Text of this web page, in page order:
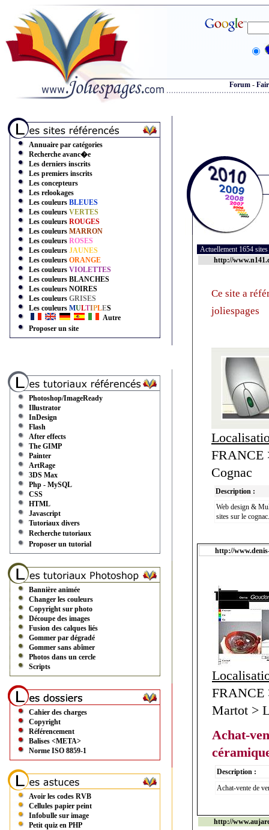
Forum -
Annuaire par catégories
Recherche avanc�e
Les derniers inscrits
Les premiers inscrits
Les concepteurs
Les relookages
Les couleurs BLEUES
Les couleurs VERTES
Les couleurs ROUGES
Les couleurs MARRON
Les couleurs ROSES
Les couleurs JAUNES
Les couleurs ORANGE
Les couleurs VIOLETTES
Les couleurs BLANCHES
Les couleurs NOIRES
Les couleurs GRISES
Les couleurs MULTIPLES
Autre
Proposer un site
Photoshop/ImageReady
Illustrator
InDesign
Flash
After effects
The GIMP
Painter
ArtRage
3DS Max
Php - MySQL
CSS
HTML
Javascript
Tutoriaux divers
Recherche tutoriaux
Proposer un tutorial
Bannière animée
Changer les couleurs
Copyright sur photo
Découpe des images
Fusion des calques liés
Gommer par dégradé
Gommer sans abîmer
Photos dans un cercle
Scripts
Cahier des charges
Copyright
Référencement
Balises <META>
Norme ISO 8859-1
Avoir les codes RVB
Cellules papier peint
Infobulle sur image
Petit quiz en PHP
Actuellement 1654
http://
Ce site a
joliespages
FRANCE
Cognac
Description :
Web design &
sites sur le
http://
FRANCE
Martot >
Achat-
Description :
Achat-vente de
http://